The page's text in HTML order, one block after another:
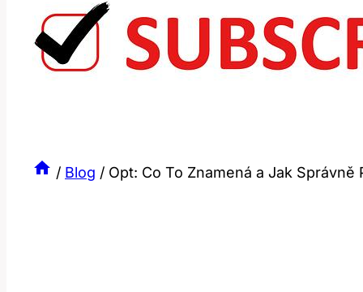
/ Blog / Opt: Co To Znamená a Jak Správně